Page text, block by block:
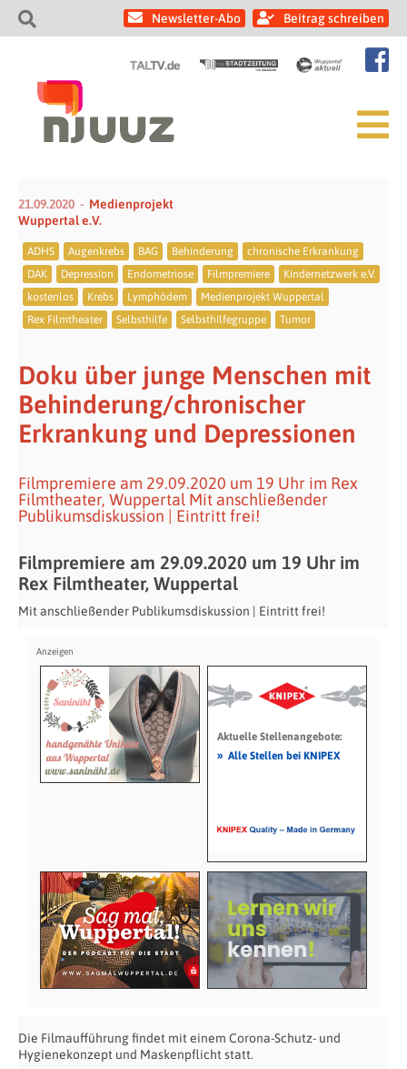
Newsletter-Abo Beitrag schreiben
21.09.2020
Medienprojekt
Wuppertal e.V.
ADHS Augenkrebs BAG Behinderung
chronische Erkrankung
DAK
Depression Endometriose Filmpremiere
Kindernetzwerk e.V.
kostenlos
Krebs Lymphödem
Medienprojekt Wuppertal
Rex Filmtheater
Selbsthilfe Selbsthilfegruppe Tumor
Doku über junge Menschen mit
Behinderung/chronischer
Erkrankung und Depressionen
Filmpremiere am 29.09.2020 um 19 Uhr im Rex
Filmtheater, Wuppertal Mit anschließender
Publikumsdiskussion | Eintritt frei!
Filmpremiere am 29.09.2020 um 19 Uhr im
Rex Filmtheater, Wuppertal
Mit anschließender Publikumsdiskussion | Eintritt frei!
Aktuelle Stellenangebote:
» Alle Stellen bei KNIPEX
Die Filmaufführung findet mit einem Corona-Schutz- und
Hygienekonzept und Maskenpflicht statt.